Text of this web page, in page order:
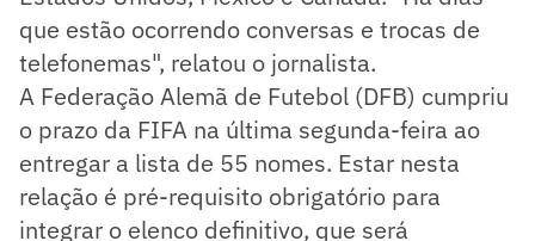
que estão ocorrendo conversas e trocas de
telefonemas", relatou o jornalista.
A Federação Alemã de Futebol (DFB) cumpriu
o prazo da FIFA na última segunda-feira ao
entregar a lista de 55 nomes. Estar nesta
relação é pré-requisito obrigatório para
integrar o elenco definitivo, que será